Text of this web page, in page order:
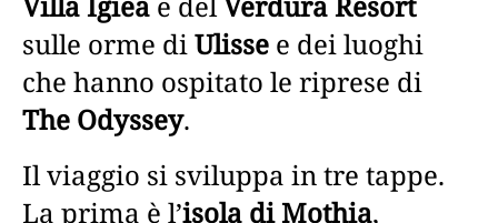
sulle orme diUlisse e dei luoghi
che hanno ospitato le riprese di
The Odyssey.
Il viaggio si sviluppa in tre tappe.
La prima è l’isola di Mothia,